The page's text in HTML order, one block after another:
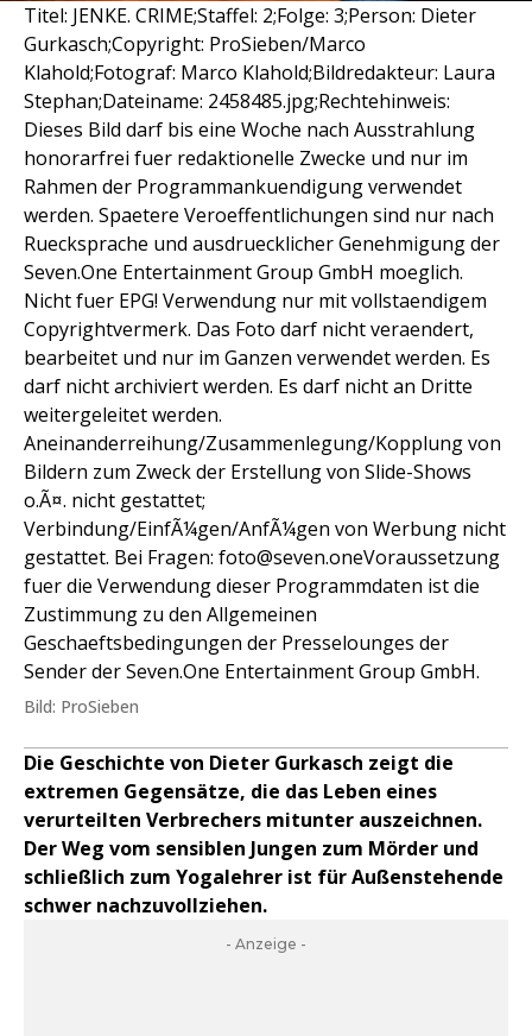
Titel: JENKE. CRIME;Staffel: 2;Folge: 3;Person: Dieter
Gurkasch;Copyright: ProSieben/Marco
Klahold;Fotograf: Marco Klahold;Bildredakteur: Laura
Stephan;Dateiname: 2458485.jpg;Rechtehinweis:
Dieses Bild darf bis eine Woche nach Ausstrahlung
honorarfrei fuer redaktionelle Zwecke und nur im
Rahmen der Programmankuendigung verwendet
werden. Spaetere Veroeffentlichungen sind nur nach
Ruecksprache und ausdruecklicher Genehmigung der
Seven.One Entertainment Group GmbH moeglich.
Nicht fuer EPG! Verwendung nur mit vollstaendigem
Copyrightvermerk. Das Foto darf nicht veraendert,
bearbeitet und nur im Ganzen verwendet werden. Es
darf nicht archiviert werden. Es darf nicht an Dritte
weitergeleitet werden.
Aneinanderreihung/Zusammenlegung/Kopplung von
Bildern zum Zweck der Erstellung von Slide-Shows
o.Ã¤. nicht gestattet;
Verbindung/EinfÃ¼gen/AnfÃ¼gen von Werbung nicht
gestattet. Bei Fragen: foto@seven.oneVoraussetzung
fuer die Verwendung dieser Programmdaten ist die
Zustimmung zu den Allgemeinen
Geschaeftsbedingungen der Presselounges der
Sender der Seven.One Entertainment Group GmbH.
Bild: ProSieben
Die Geschichte von Dieter Gurkasch zeigt die
extremen Gegensätze, die das Leben eines
verurteilten Verbrechers mitunter auszeichnen.
Der Weg vom sensiblen Jungen zum Mörder und
schließlich zum Yogalehrer ist für Außenstehende
schwer nachzuvollziehen.
- Anzeige -